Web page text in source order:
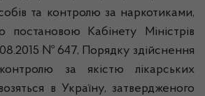
та контролю за наркотиками,
постановою Кабінету Міністрів
№ 647, Порядку здійснення
за якістю лікарських
в Україну, затвердженого